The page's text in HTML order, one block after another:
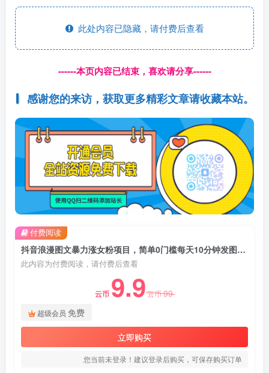
此处内容已隐藏，请付费后查看
------本页内容已结束，喜欢请分享------
感谢您的来访，获取更多精彩文章请收藏本站。
抖音浪漫图文暴力涨女粉项目，简单0门槛每天10分钟发图文日入600+长期多号【揭秘】
此内容为付费阅读，请付费后查看
云币 9.9云币99
超级会员 免费
立即购买
您当前未登录！建议登录后购买，可保存购买订单
付费阅读